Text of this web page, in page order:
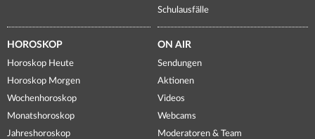
Schulausfälle
HOROSKOP
Horoskop Heute
Horoskop Morgen
Wochenhoroskop
Monatshoroskop
Jahreshoroskop
ON AIR
Sendungen
Aktionen
Videos
Webcams
Moderatoren & Team